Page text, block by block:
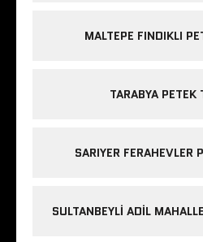
MALTEPE FINDIKLI
TARABYA PETEK
SARIYER FERAHEVLER
SULTANBEYLI ADIL